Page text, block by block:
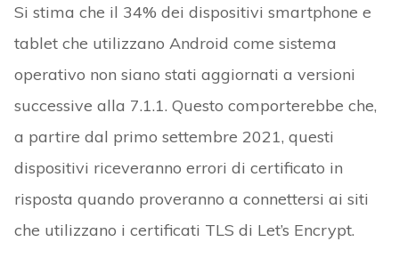
Si stima che il 34% dei dispositivi smartphone e
tablet che utilizzano Android come sistema
operativo non siano stati aggiornati a versioni
successive alla 7.1.1. Questo comporterebbe che,
a partire dal primo settembre 2021, questi
dispositivi riceveranno errori di certificato in
risposta quando proveranno a connettersi ai siti
che utilizzano i certificati TLS di Let’s Encrypt.